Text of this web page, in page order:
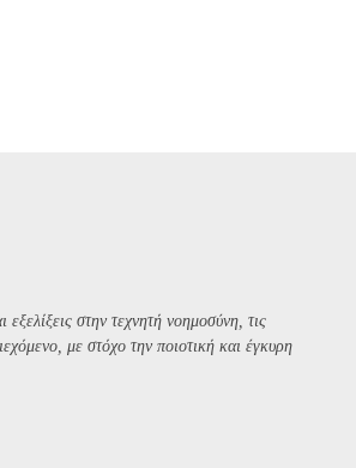
στην τεχνητή νοημοσύνη, τις
με στόχο την ποιοτική και έγκυρη